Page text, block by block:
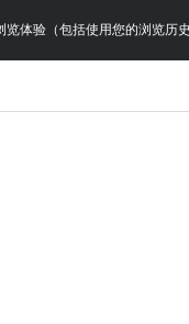
体验（包括使用您的浏览历